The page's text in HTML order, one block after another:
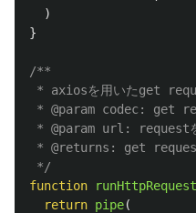
)
}
/**
* axiosを用いたget
* @param codec: get
* @param url: request
* @returns: get
*/
function
runHttpRequest
return pipe(